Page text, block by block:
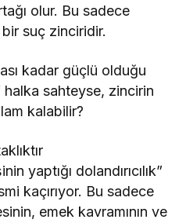
olur. Bu sadece
suç zinciridir.
kadar güçlü olduğu
sahteyse, zincirin
kalabilir?
yaptığı dolandırıcılık”
kaçırıyor. Bu sadece
emek kavramının ve